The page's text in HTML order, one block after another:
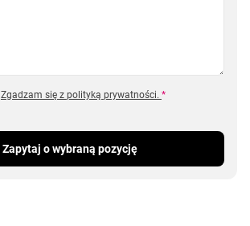
Zgadzam się z polityką prywatności. *
Zapytaj o wybraną pozycję